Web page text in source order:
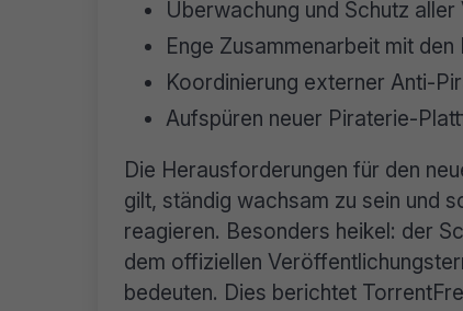
Überwachung und Schutz
Enge Zusammenarbeit mit den
Koordinierung externer Anti-
Aufspüren neuer Piraterie-
Die Herausforderungen für den
gilt, ständig wachsam zu sein und
reagieren. Besonders heikel: der
dem offiziellen
bedeuten. Dies berichtet